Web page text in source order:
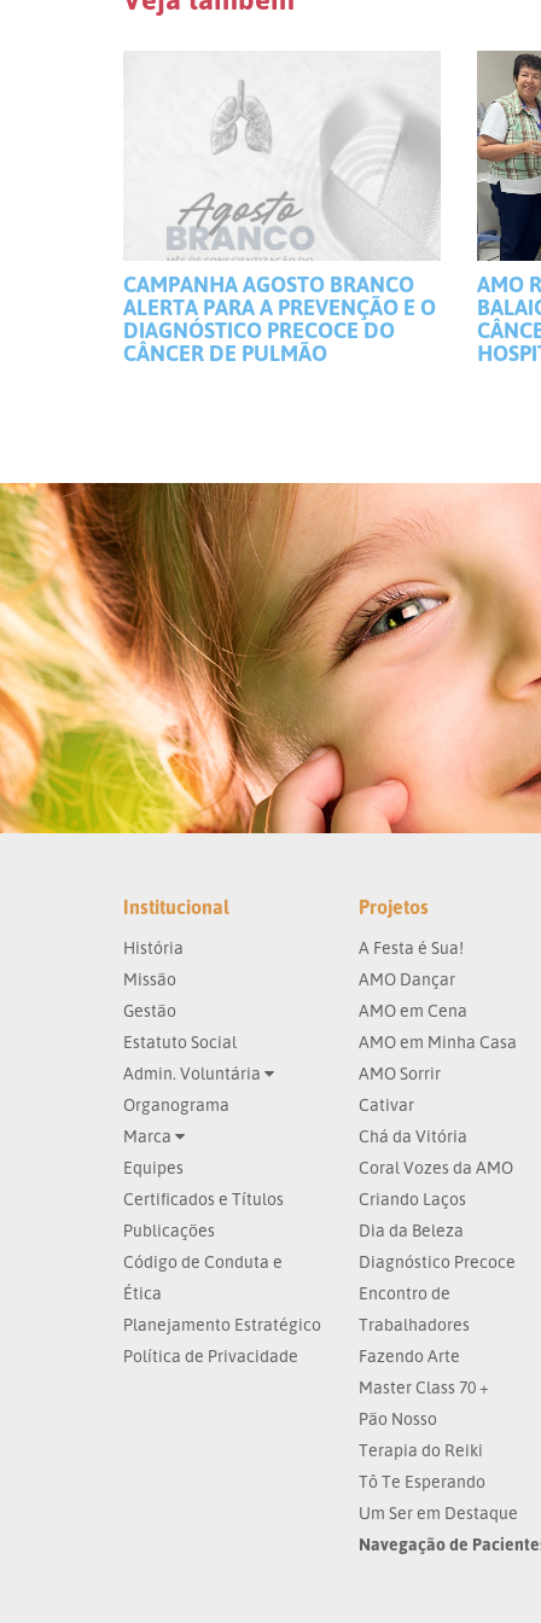
CAMPANHA AGOSTO BRANCO
ALERTA PARA A PREVENÇÃO E O
DIAGNÓSTICO PRECOCE DO
CÂNCER DE PULMÃO
AMO
Institucional
História
Missão
Gestão
Estatuto Social
Admin. Voluntária
Organograma
Marca
Equipes
Certificados e Títulos
Publicações
Código de Conduta e
Ética
Planejamento Estratégico
Política de Privacidade
Projetos
A Festa é Sua!
AMO Dançar
AMO em Cena
AMO em Minha Casa
AMO Sorrir
Cativar
Chá da Vitória
Coral Vozes da AMO
Criando Laços
Dia da Beleza
Diagnóstico Precoce
Encontro de
Trabalhadores
Fazendo Arte
Master Class 70 +
Pão Nosso
Terapia do Reiki
Tô Te Esperando
Um Ser em Destaque
Navegação de